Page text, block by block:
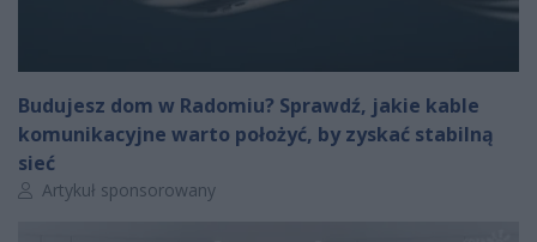
Budujesz dom w Radomiu? Sprawdź, jakie kable
komunikacyjne warto położyć, by zyskać stabilną
sieć
Autor artykułu:
Artykuł sponsorowany